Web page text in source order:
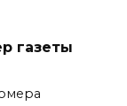
газеты